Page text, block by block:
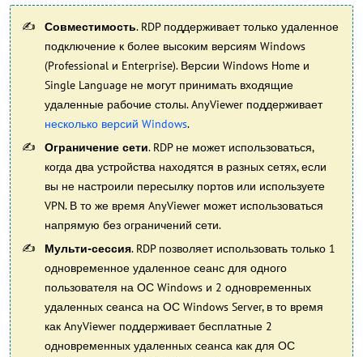
Совместимость. RDP поддерживает только удаленное
подключение к более высоким версиям Windows
(Professional и Enterprise). Версии Windows Home и
Single Language не могут принимать входящие
удаленные рабочие столы. AnyViewer поддерживает
несколько версий Windows.
Ограничение сети. RDP не может использоваться,
когда два устройства находятся в разных сетях, если
вы не настроили пересылку портов или используете
VPN. В то же время AnyViewer может использоваться
напрямую без ограничений сети.
Мульти-сессия. RDP позволяет использовать только 1
одновременное удаленное сеанс для одного
пользователя на ОС Windows и 2 одновременных
удаленных сеанса на ОС Windows Server, в то время
как AnyViewer поддерживает бесплатные 2
одновременных удаленных сеанса как для ОС